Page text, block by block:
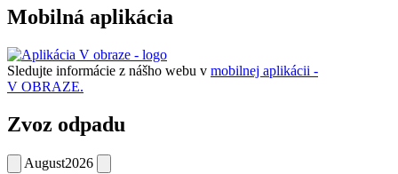
Mobilná aplikácia
Sledujte informácie z nášho webu v mobilnej aplikácii -
V OBRAZE.
Zvoz odpadu
August2026